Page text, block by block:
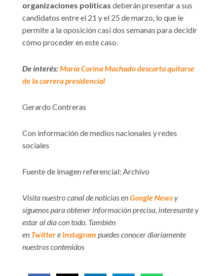
organizaciones políticas deberán presentar a sus
candidatos entre el 21 y el 25 de marzo, lo que le
permite a la oposición casi dos semanas para decidir
cómo proceder en este caso.
De interés:María Corina Machado descarta quitarse
de la carrera presidencial
Gerardo Contreras
Con información de medios nacionales y redes
sociales
Fuente de imagen referencial: Archivo
Visita nuestro canal de noticias enGoogle Newsy
síguenos para obtener información precisa, interesante y
estar al día con todo. También
en Twittere Instagram puedes conocer diariamente
nuestros contenidos